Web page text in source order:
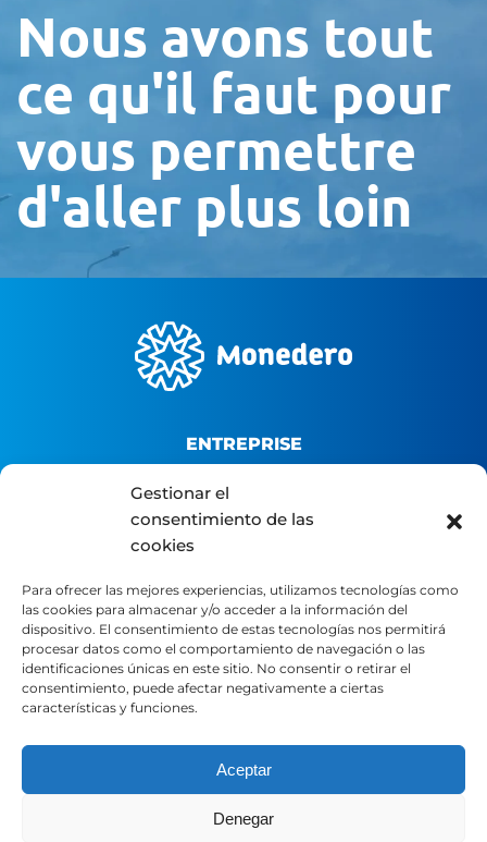
Gestionar el
consentimiento de las
cookies
Para ofrecer las mejores experiencias, utilizamos tecnologías como
las cookies para almacenar y/o acceder a la información del
dispositivo. El consentimiento de estas tecnologías nos permitirá
procesar datos como el comportamiento de navegación o las
identificaciones únicas en este sitio. No consentir o retirar el
consentimiento, puede afectar negativamente a ciertas
características y funciones.
Aceptar
Denegar
Nous avons tout
ce qu'il faut pour
vous permettre
d'aller plus loin
ENTREPRISE
Qui sommes-nous ?
Plateforme B2B
Contact
LÉGAL
Politique de confidentialité
Politique en matière de cookies